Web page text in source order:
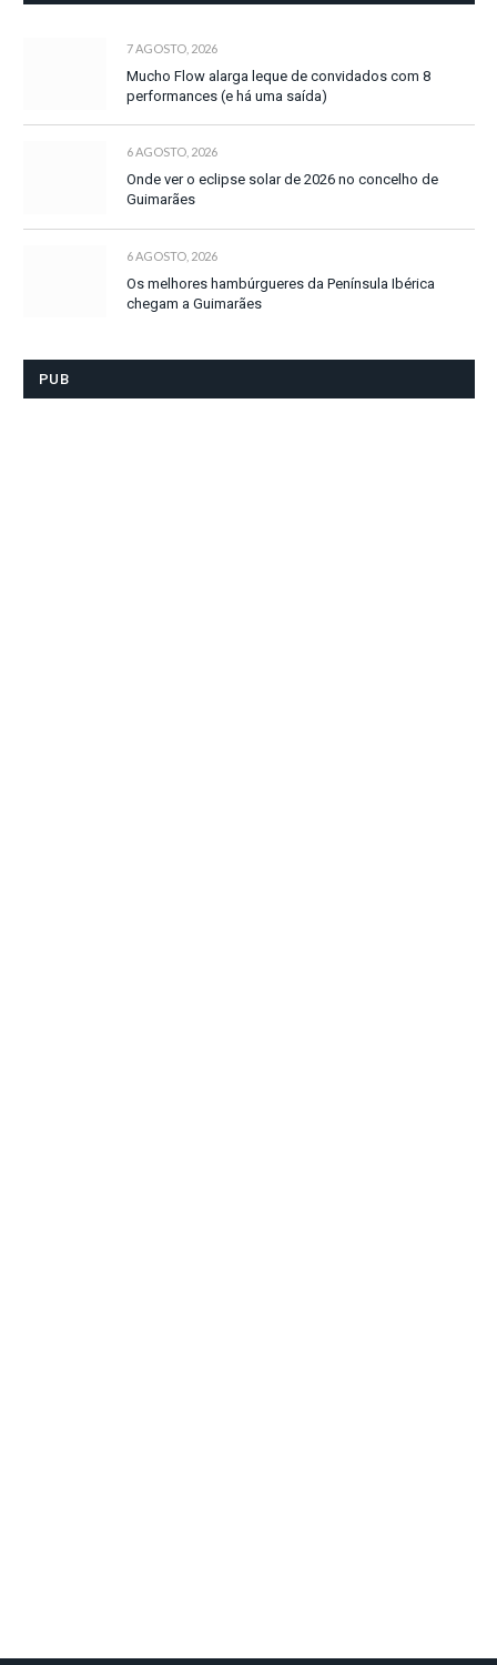
7 AGOSTO, 2026
Mucho Flow alarga leque de convidados com 8
performances (e há uma saída)
6 AGOSTO, 2026
Onde ver o eclipse solar de 2026 no concelho de
Guimarães
6 AGOSTO, 2026
Os melhores hambúrgueres da Península Ibérica
chegam a Guimarães
PUB